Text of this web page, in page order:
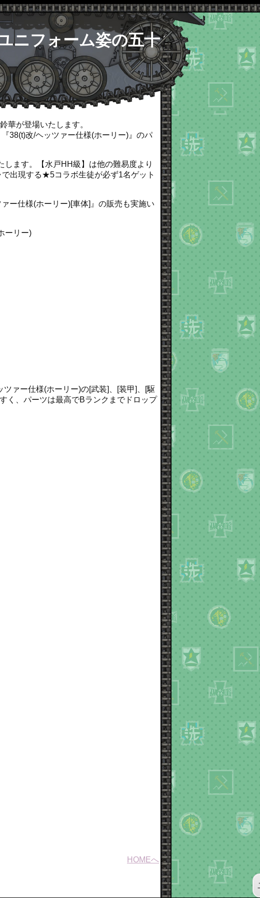
ニフォーム姿の五十
華が登場いたします。
38(t)改/ヘッツァー仕様(ホーリー)』のパ
ます。【水戸HH級】は他の難易度より
出現する★5コラボ生徒が必ず1名ゲット
ー仕様(ホーリー)[車体]』の販売も実施い
ーリー)
ァー仕様(ホーリー)の[武装]、[装甲]、[駆
く、パーツは最高でBランクまでドロップ
HOMEへ